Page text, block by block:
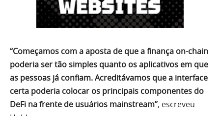
“Começamos com a aposta de que a finança on-chain
poderia ser tão simples quanto os aplicativos em que
as pessoas já confiam. Acreditávamos que a interface
certa poderia colocar os principais componentes do
DeFi na frente de usuários mainstream”, escreveu